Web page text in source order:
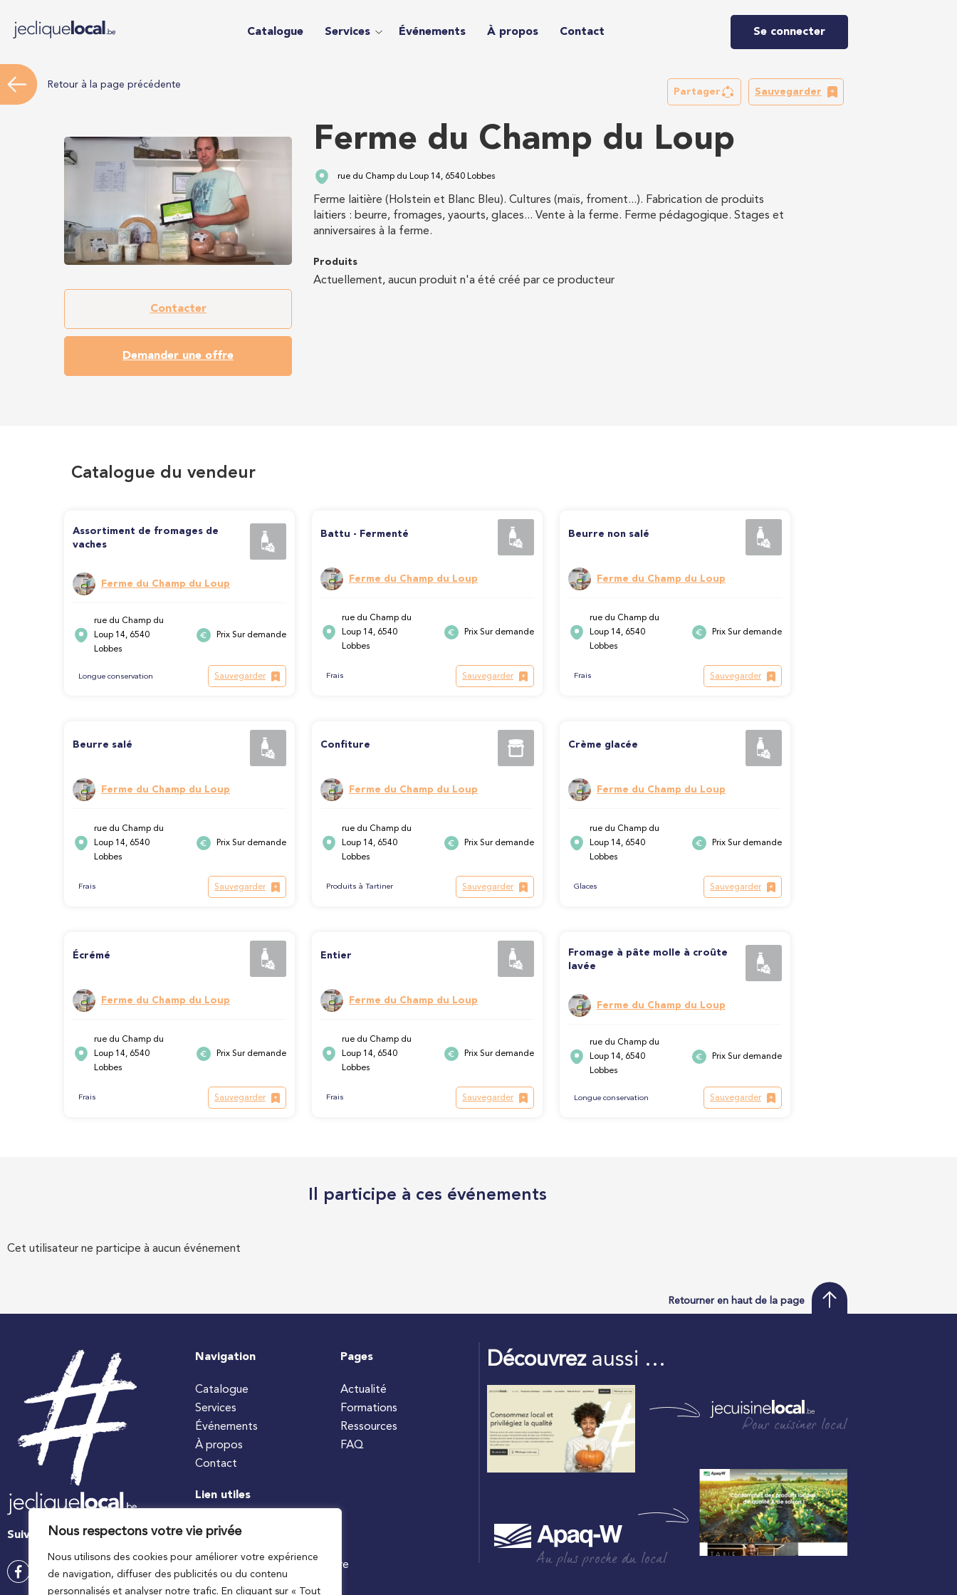
Nous respectons votre vie privée
Nous utilisons des cookies pour améliorer votre expérience
de navigation, diffuser des publicités ou du contenu
personnalisés et analyser notre trafic. En cliquant sur « Tout
Catalogue Services Événements À propos Contact Se connecter
Retour à la page précédente
Partager Sauvegarder
Contacter
Demander une offre
Ferme du Champ du Loup
rue du Champ du Loup 14, 6540 Lobbes
Ferme laitière (Holstein et Blanc Bleu). Cultures (maïs, froment...). Fabrication de produits
laitiers : beurre, fromages, yaourts, glaces... Vente à la ferme. Ferme pédagogique. Stages et
anniversaires à la ferme.
Produits
Actuellement, aucun produit n'a été créé par ce producteur
Catalogue du vendeur
Assortiment de fromages de
vaches
Ferme du Champ du Loup
rue du Champ du
Loup 14, 6540
Lobbes
Prix Sur demande
Longue conservation Sauvegarder
Battu - Fermenté
Ferme du Champ du Loup
rue du Champ du
Loup 14, 6540
Lobbes
Prix Sur demande
Frais Sauvegarder
Beurre non salé
Ferme du Champ du Loup
rue du Champ du
Loup 14, 6540
Lobbes
Prix Sur demande
Frais Sauvegarder
Beurre salé
Ferme du Champ du Loup
rue du Champ du
Loup 14, 6540
Lobbes
Prix Sur demande
Frais Sauvegarder
Confiture
Ferme du Champ du Loup
rue du Champ du
Loup 14, 6540
Lobbes
Prix Sur demande
Produits à Tartiner Sauvegarder
Crème glacée
Ferme du Champ du Loup
rue du Champ du
Loup 14, 6540
Lobbes
Prix Sur demande
Glaces Sauvegarder
Écrémé
Ferme du Champ du Loup
rue du Champ du
Loup 14, 6540
Lobbes
Prix Sur demande
Frais Sauvegarder
Entier
Ferme du Champ du Loup
rue du Champ du
Loup 14, 6540
Lobbes
Prix Sur demande
Frais Sauvegarder
Fromage à pâte molle à croûte
lavée
Ferme du Champ du Loup
rue du Champ du
Loup 14, 6540
Lobbes
Prix Sur demande
Longue conservation Sauvegarder
Il participe à ces événements
Cet utilisateur ne participe à aucun événement
Retourner en haut de la page
Suivez-nous
Navigation
Catalogue
Services
Événements
À propos
Contact
Pages
Actualité
Formations
Ressources
FAQ
Lien utiles
#jecuisinelocal
Ministre wallon de l’agriculture
Découvrezaussi …
Pour cuisiner local
Au plus proche du local